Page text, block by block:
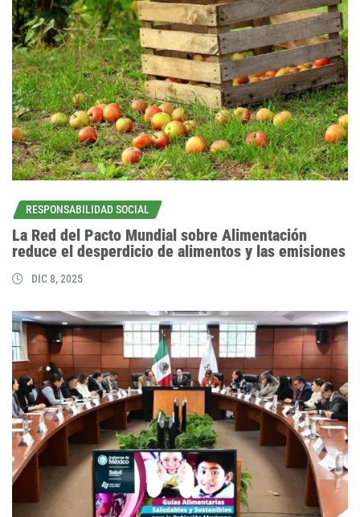
RESPONSABILIDAD SOCIAL
La Red del Pacto Mundial sobre Alimentación
reduce el desperdicio de alimentos y las emisiones
DIC 8, 2025